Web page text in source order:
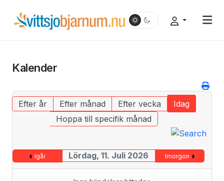
Kalender
Efter år Efter månad Efter vecka
Idag
Hoppa till specifik månad
Igår Lördag, 11. Juli 2026 Imorgon